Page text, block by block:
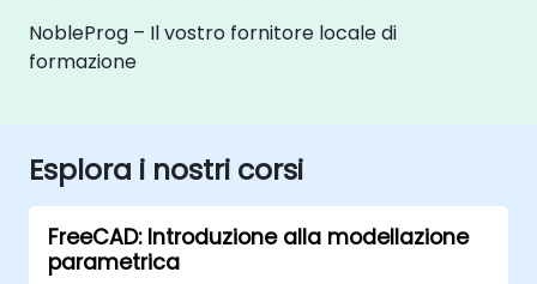
NobleProg – Il vostro fornitore locale di
formazione
Esplora i nostri corsi
FreeCAD: Introduzione alla modellazione
parametrica